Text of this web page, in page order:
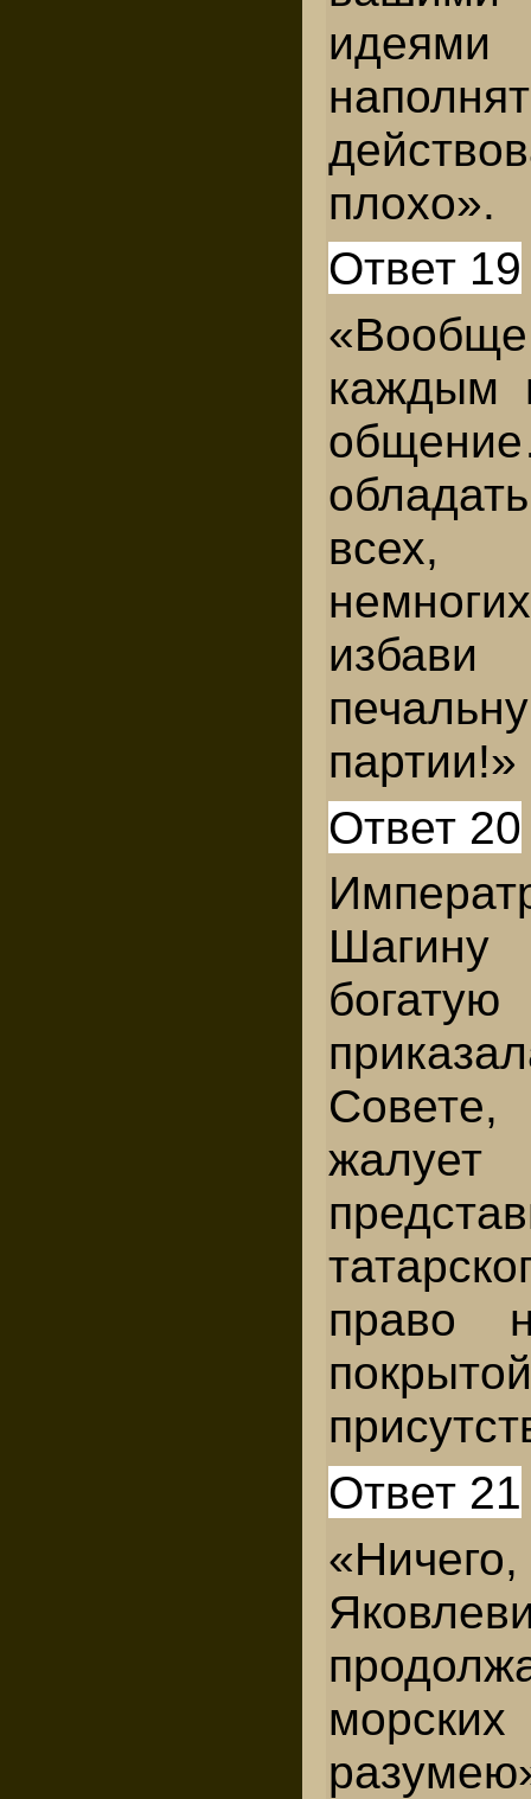
плохо».
Ответ 19
каждым
партии!»
Ответ 20
право
Ответ 21